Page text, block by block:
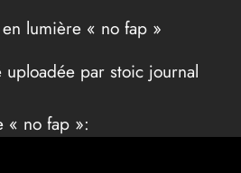
lumière « no fap »
par stoic journal
« no fap »: